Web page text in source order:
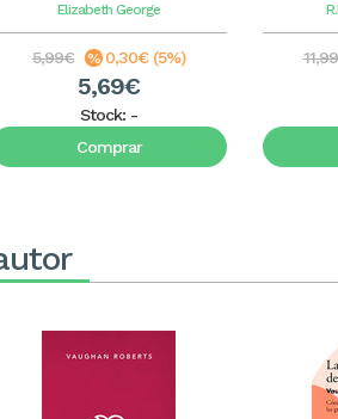
Elizabeth George
5,99€ 0,30€ (5%)
5,69€
Stock: -
Comprar